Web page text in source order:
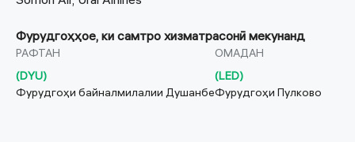
Фурудгоҳҳое, ки самтро хизматрасонӣ мекунанд
РАФТАН
(DYU)
Фурудгоҳи байналмилалии Душанбе
ОМАДАН
(LED)
Фурудгоҳи Пулково